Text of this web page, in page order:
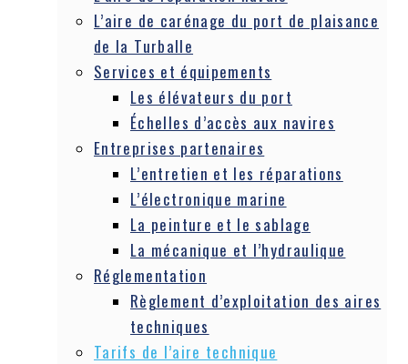
L’aire de carénage du port de plaisance
de la Turballe
Services et équipements
Les élévateurs du port
Échelles d’accès aux navires
Entreprises partenaires
L’entretien et les réparations
L’électronique marine
La peinture et le sablage
La mécanique et l’hydraulique
Réglementation
Règlement d’exploitation des aires
techniques
Tarifs de l’aire technique